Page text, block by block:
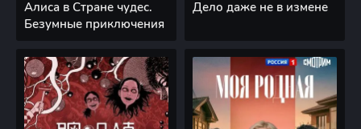
Алиса в Стране чудес.
Безумные приключения
Дело даже не в измене